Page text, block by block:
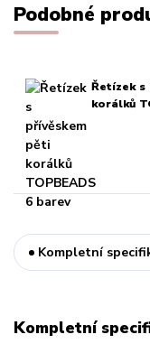
Podobné
Řetízek s
korálků
Kompletní
Kompletní